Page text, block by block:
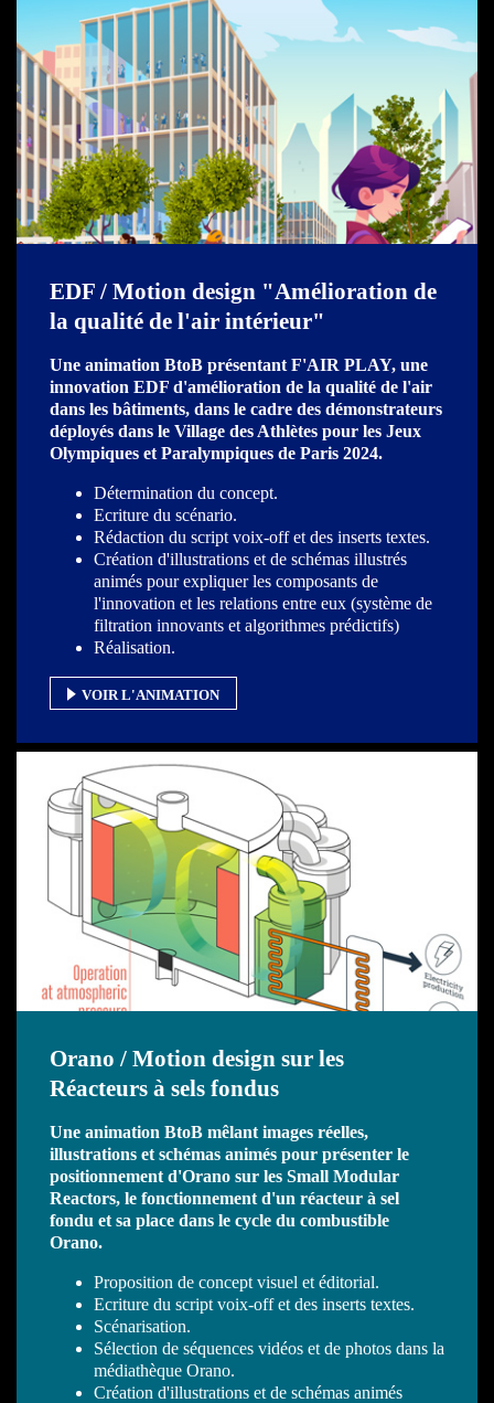
EDF / Motion design "Amélioration de
la qualité de l'air intérieur"
Une animation BtoB présentant F'AIR PLAY, une
innovation EDF d'amélioration de la qualité de l'air
dans les bâtiments, dans le cadre des démonstrateurs
déployés dans le Village des Athlètes pour les Jeux
Olympiques et Paralympiques de Paris 2024.
Détermination du concept.
Ecriture du scénario.
Rédaction du script voix-off et des inserts textes.
Création d'illustrations et de schémas illustrés
animés pour expliquer les composants de
l'innovation et les relations entre eux (système de
filtration innovants et algorithmes prédictifs)
Réalisation.
VOIR L'ANIMATION
Orano / Motion design sur les
Réacteurs à sels fondus
Une animation BtoB mêlant images réelles,
illustrations et schémas animés pour présenter le
positionnement d'Orano sur les Small Modular
Reactors, le fonctionnement d'un réacteur à sel
fondu et sa place dans le cycle du combustible
Orano.
Proposition de concept visuel et éditorial.
Ecriture du script voix-off et des inserts textes.
Scénarisation.
Sélection de séquences vidéos et de photos dans la
médiathèque Orano.
Création d'illustrations et de schémas animés